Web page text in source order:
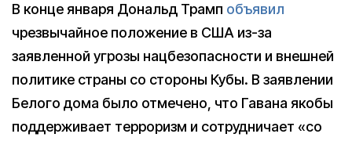
В конце января Дональд Трамп объявил
чрезвычайное положение в США из-за
заявленной угрозы нацбезопасности и внешней
политике страны со стороны Кубы. В заявлении
Белого дома было отмечено, что Гавана якобы
поддерживает терроризм и сотрудничает «со